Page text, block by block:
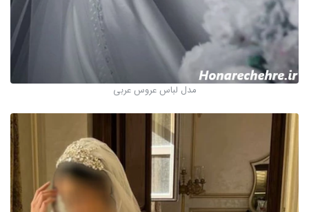
مدل لباس عروس عربی